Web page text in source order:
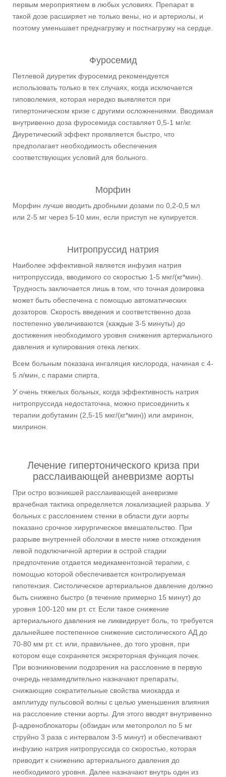
первым мероприятием в любых условиях. Препарат в
такой дозе расширяет не только вены, но и артериолы, и
поэтому уменьшает преднагрузку и постнагрузку на сердце.
Фуросемид
Петлевой диуретик фуросемид рекомендуется
использовать только в тех случаях, когда исключается
гиповолемия, которая нередко выявляется при
гипертоническом кризе с другими осложнениями. Вводимая
внутривенно доза фуросемида составляет 0,5-1 мг/кг.
Диуретический эффект проявляется быстро, что
предполагает необходимость обеспечения
соответствующих условий для больного.
Морфин
Морфин лучше вводить дробными дозами по 0,2-0,5 мл
или 2-5 мг через 5-10 мин, если приступ не купируется.
Нитропруссид натрия
Наиболее эффективной является инфузия натрия
нитропруссида, вводимого со скоростью 1-5 мкг/(кг*мин).
Трудность заключается лишь в том, что точная дозировка
может быть обеспечена с помощью автоматических
дозаторов. Скорость введения и соответственно доза
постепенно увеличиваются (каждые 3-5 минуты) до
достижения необходимого уровня снижения артериального
давления и купирования отека легких.
Всем больным показана ингаляция кислорода, начиная с 4-
5 л/мин, с парами спирта.
У очень тяжелых больных, когда эффективность натрия
нитропруссида недостаточна, можно присоединить к
терапии добутамин (2,5-15 мкг/(кг*мин)) или амринон,
милринон.
Лечение гипертонического криза при
расслаивающей аневризме аорты
При остро возникшей расслаивающей аневризме
врачебная тактика определяется локализацией разрыва. У
больных с расслоением стенки в области дуги аорты
показано срочное хирургическое вмешательство. При
разрыве внутренней оболочки в месте ниже отхождения
левой подключичной артерии в острой стадии
предпочтение отдается медикаментозной терапии, с
помощью которой обеспечивается контролируемая
гипотензия. Систолическое артериальное давление должно
быть снижено быстро (в течение примерно 15 минут) до
уровня 100-120 мм рт. ст. Если такое снижение
артериального давления не ликвидирует боль, то требуется
дальнейшее постепенное снижение систолического АД до
70-80 мм рт. ст. или, правильнее, до того уровня, при
котором еще сохраняется экскреторная функция почек.
При возникновении подозрения на расслоение в первую
очередь незамедлительно назначают препараты,
снижающие сократительные свойства миокарда и
амплитуду пульсовой волны с целью уменьшения влияния
на расслоение стенки аорты. Для этого вводят внутривенно
β-адреноблокаторы (обзидан или метопролол по 5 мг
струйно 3 раза с интервалом 3-5 минут) и обеспечивают
инфузию натрия нитропруссида со скоростью, которая
приводит к снижению артериального давления до
необходимого уровня. Далее назначают внутрь один из